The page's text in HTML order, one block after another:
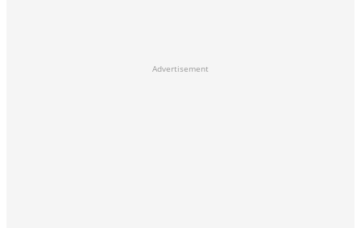
Advertisement